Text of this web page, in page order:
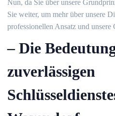
Nun, da Sie über unsere
Sie weiter, um mehr über unsere
professionellen Ansatz und unsere
– Die
zuverlässigen